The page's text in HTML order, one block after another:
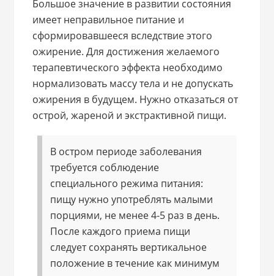
Большое значение в развитии состояния
имеет неправильное питание и
сформировавшееся вследствие этого
ожирение. Для достижения желаемого
терапевтического эффекта необходимо
нормализовать массу тела и не допускать
ожирения в будущем. Нужно отказаться от
острой, жареной и экстрактивной пищи.
В остром периоде заболевания
требуется соблюдение
специального режима питания:
пищу нужно употреблять малыми
порциями, не менее 4-5 раз в день.
После каждого приема пищи
следует сохранять вертикальное
положение в течение как минимум